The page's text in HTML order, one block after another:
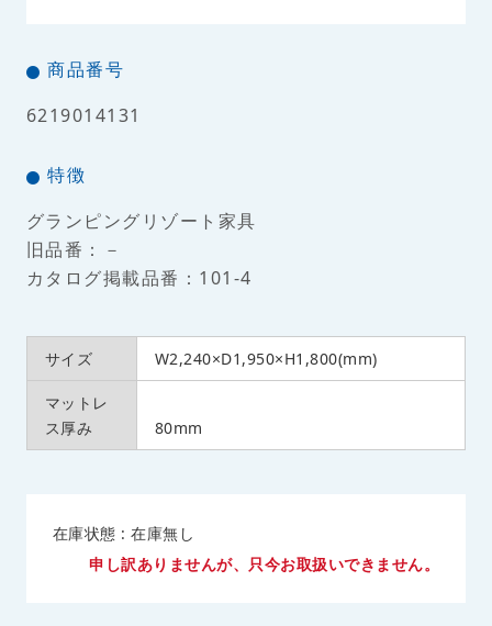
商品番号
6219014131
特徴
グランピングリゾート家具
旧品番：－
カタログ掲載品番：101-4
サイズ W2,240×D1,950×H1,800(mm)
マットレ
ス厚み
80mm
在庫状態 : 在庫無し
申し訳ありませんが、只今お取扱いできません。